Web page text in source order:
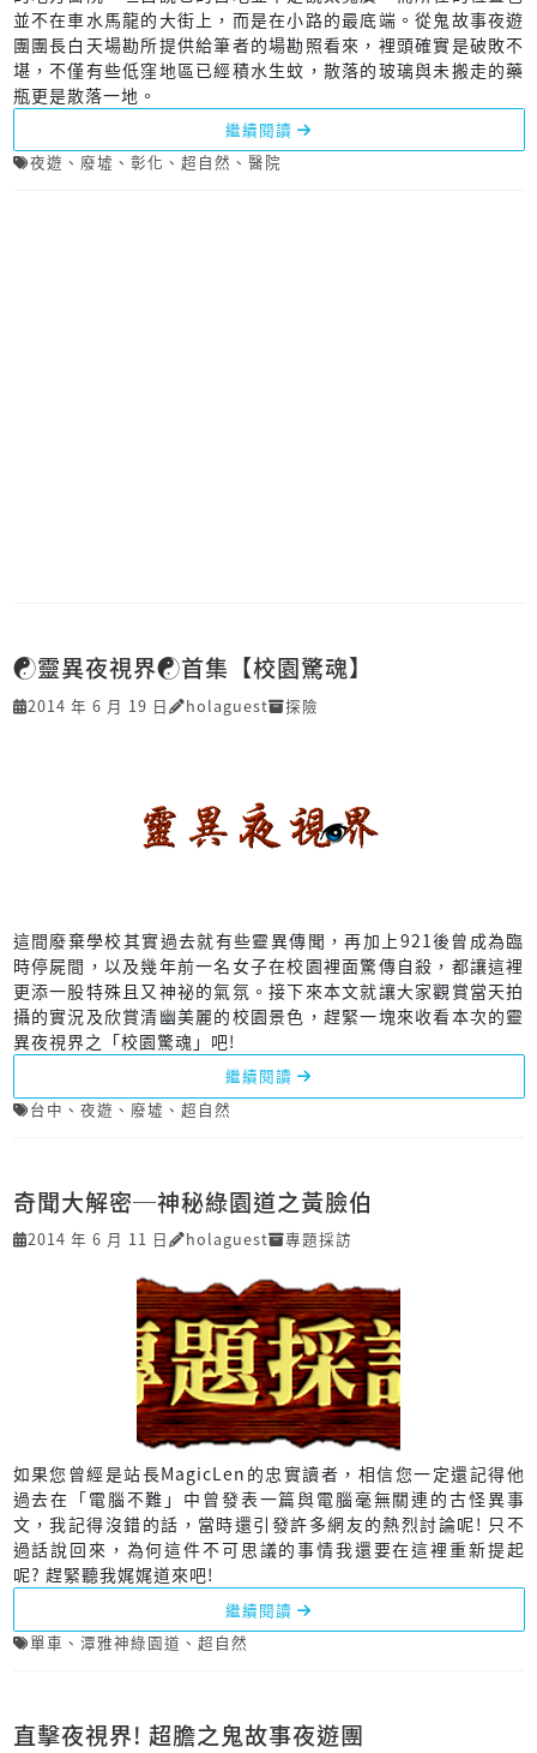
並不在車水馬龍的大街上，而是在小路的最底端。從鬼故事夜遊
團團長白天場勘所提供給筆者的場勘照看來，裡頭確實是破敗不
堪，不僅有些低窪地區已經積水生蚊，散落的玻璃與未搬走的藥
瓶更是散落一地。
繼續閱讀
夜遊 、 廢墟 、 彰化 、 超自然 、 醫院
☯靈異夜視界☯首集【校園驚魂】
2014 年 6 月 19 日 holaguest 探險
這間廢棄學校其實過去就有些靈異傳聞，再加上921後曾成為臨
時停屍間，以及幾年前一名女子在校園裡面驚傳自殺，都讓這裡
更添一股特殊且又神祕的氣氛。接下來本文就讓大家觀賞當天拍
攝的實況及欣賞清幽美麗的校園景色，趕緊一塊來收看本次的靈
異夜視界之「校園驚魂」吧!
繼續閱讀
台中 、 夜遊 、 廢墟 、 超自然
奇聞大解密─神秘綠園道之黃臉伯
2014 年 6 月 11 日 holaguest 專題採訪
如果您曾經是站長MagicLen的忠實讀者，相信您一定還記得他
過去在「電腦不難」中曾發表一篇與電腦毫無關連的古怪異事
文，我記得沒錯的話，當時還引發許多網友的熱烈討論呢! 只不
過話說回來，為何這件不可思議的事情我還要在這裡重新提起
呢? 趕緊聽我娓娓道來吧!
繼續閱讀
單車 、 潭雅神綠園道 、 超自然
直擊夜視界! 超膽之鬼故事夜遊團